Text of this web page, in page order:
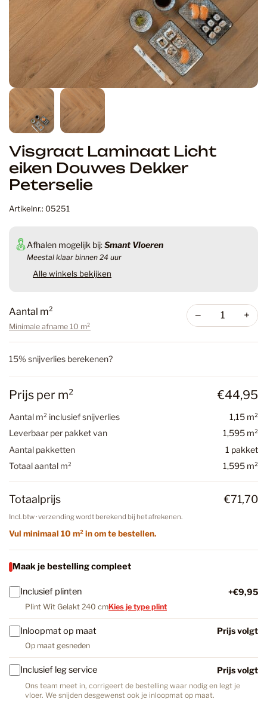
Visgraat Laminaat Licht
eiken Douwes Dekker
Peterselie
Artikelnr.: 05251
Afhalen mogelijk bij:Smant Vloeren
Meestal klaar binnen 24 uur
Alle winkels bekijken
Aantal m²
Minimale afname 10 m²
− +
15% snijverlies berekenen?
Prijs per m² €44,95
Aantal m² inclusief snijverlies
1,15 m²
Leverbaar per pakket van
1,595 m²
Aantal pakketten
1 pakket
Totaal aantal m²
1,595 m²
Totaalprijs €71,70
Incl. btw · verzending wordt berekend bij het afrekenen.
Vul minimaal 10 m² in om te bestellen.
Maak je bestelling compleet
Inclusief plinten +€9,95
Plint Wit Gelakt 240 cmKies je type plint
Inloopmat op maat Prijs volgt
Op maat gesneden
Inclusief leg service Prijs volgt
Ons team meet in, corrigeert de bestelling waar nodig en legt je
vloer. We snijden desgewenst ook je inloopmat op maat.